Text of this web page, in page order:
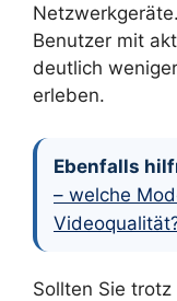
Benutzer mit
deutlich
erleben.
Ebenfalls
– welche
Sollten Sie